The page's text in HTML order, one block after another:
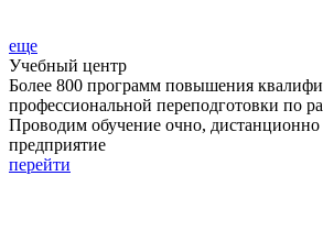
еще
Учебный центр
Более 800 программ повышения
профессиональной переподготовки по
Проводим обучение очно,
предприятие
перейти